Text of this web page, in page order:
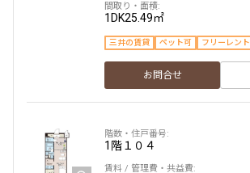
1DK25.49㎡
三井の賃貸 ペット可 フリーレント
お問合せ
1階１０４